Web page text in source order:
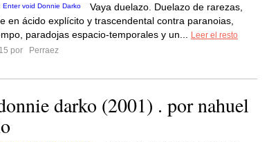
Vaya duelazo. Duelazo de rarezas,
en ácido explícito y trascendental contra paranoias,
paradojas espacio-temporales y un...
Leer el resto
por
Perraez
darko (2001) . por nahuel